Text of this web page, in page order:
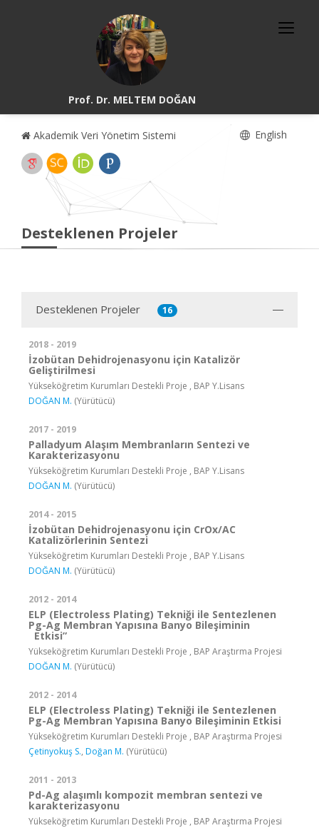
Prof. Dr. MELTEM DOĞAN
Akademik Veri Yönetim Sistemi English
Desteklenen Projeler
Desteklenen Projeler 16
2018 - 2019
İzobütan Dehidrojenasyonu için Katalizör
Geliştirilmesi
Yükseköğretim Kurumları Destekli Proje , BAP Y.Lisans
DOĞAN M. (Yürütücü)
2017 - 2019
Palladyum Alaşım Membranların Sentezi ve
Karakterizasyonu
Yükseköğretim Kurumları Destekli Proje , BAP Y.Lisans
DOĞAN M. (Yürütücü)
2014 - 2015
İzobütan Dehidrojenasyonu için CrOx/AC
Katalizörlerinin Sentezi
Yükseköğretim Kurumları Destekli Proje , BAP Y.Lisans
DOĞAN M. (Yürütücü)
2012 - 2014
ELP (Electroless Plating) Tekniği ile Sentezlenen
Pg-Ag Membran Yapısına Banyo Bileşiminin
Etkisi”
Yükseköğretim Kurumları Destekli Proje , BAP Araştırma Projesi
DOĞAN M. (Yürütücü)
2012 - 2014
ELP (Electroless Plating) Tekniği ile Sentezlenen
Pg-Ag Membran Yapısına Banyo Bileşiminin Etkisi
Yükseköğretim Kurumları Destekli Proje , BAP Araştırma Projesi
Çetinyokuş S., Doğan M. (Yürütücü)
2011 - 2013
Pd-Ag alaşımlı kompozit membran sentezi ve
karakterizasyonu
Yükseköğretim Kurumları Destekli Proje , BAP Araştırma Projesi